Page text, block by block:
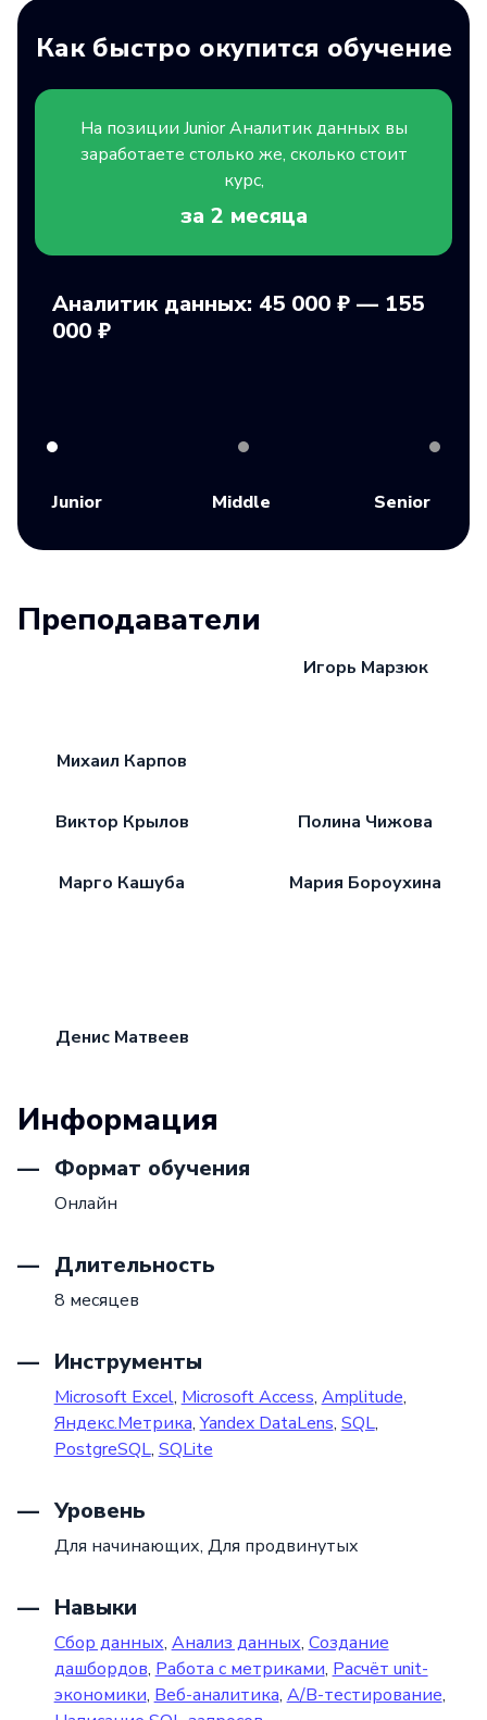
Как быстро окупится обучение
На позиции JuniorАналитик данных вы
заработаете столько же, сколько стоит
курс,
за 2 месяца
Аналитик данных: 45 000 ₽ — 155
000 ₽
Junior Middle Senior
Преподаватели
Михаил Карпов
Игорь Марзюк
Виктор Крылов Полина Чижова
Марго Кашуба Мария Бороухина
Денис Матвеев
Информация
Формат обучения
Онлайн
Длительность
8 месяцев
Инструменты
Microsoft Excel, Microsoft Access, Amplitude,
Яндекс.Метрика,Yandex DataLens, SQL,
PostgreSQL, SQLite
Уровень
Для начинающих, Для продвинутых
Навыки
Сбор данных, Анализ данных, Создание
дашбордов, Работа с метриками, Расчёт unit-
экономики, Веб-аналитика, A/B-тестирование,